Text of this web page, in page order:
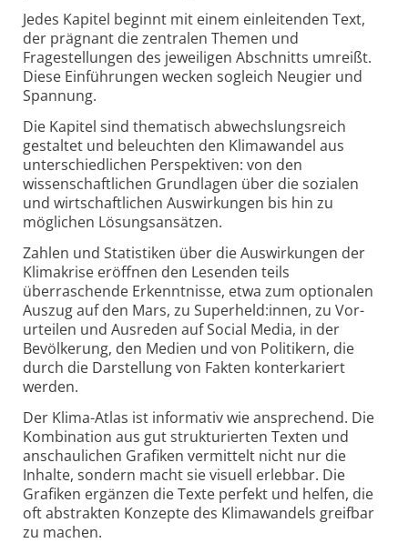
Jedes Kapitel beginnt mit einem einleitenden Text,
der präg­nant die zentralen Themen und
Fragestellungen des jeweiligen Abschnitts umreißt.
Diese Einführungen wecken sogleich Neugier und
Spannung.
Die Kapitel sind thematisch abwechslungsreich
gestaltet und beleuchten den Klimawandel aus
unterschiedlichen Perspektiven: von den
wissenschaftlichen Grundlagen über die sozialen
und wirtschaftlichen Auswirkungen bis hin zu
möglichen Lösungsansätzen.
Zahlen und Statistiken über die Auswirkungen der
Klimakrise eröffnen den Lesenden teils
überraschende Erkenntnisse, etwa zum optionalen
Auszug auf den Mars, zu Super­held:innen, zu Vor­
urteilen und Ausreden auf Social Media, in der
Bevölkerung, den Medien und von Politikern, die
durch die Darstellung von Fakten konter­kariert
werden.
Der Klima-Atlas ist informativ wie ansprechend. Die
Kombination aus gut strukturierten Texten und
anschaulichen Grafiken vermittelt nicht nur die
Inhalte, sondern macht sie visuell erlebbar. Die
Grafiken ergänzen die Texte perfekt und helfen, die
oft abstrakten Konzepte des Klimawandels greifbar
zu machen.